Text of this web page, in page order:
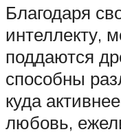
Благодаря
интеллекту,
поддаются
способны
куда
любовь,